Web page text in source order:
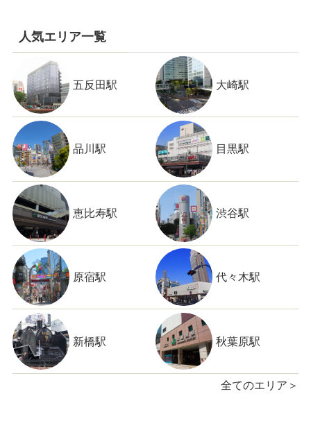
人気エリア一覧
五反田駅 大崎駅
品川駅 目黒駅
恵比寿駅 渋谷駅
原宿駅 代々木駅
新橋駅 秋葉原駅
全てのエリア＞